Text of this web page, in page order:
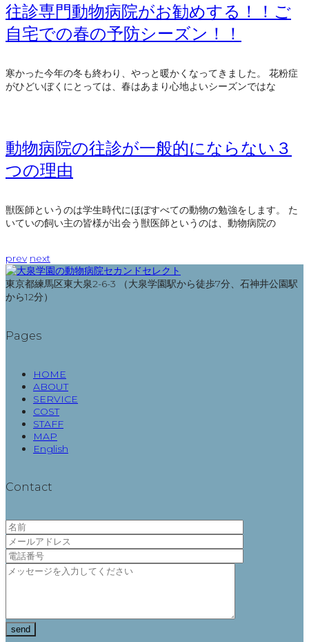
往診専門動物病院がお勧めする！！ご
自宅での春の予防シーズン！！
寒かった今年の冬も終わり、やっと暖かくなってきました。 花粉症
がひどいぼくにとっては、春はあまり心地よいシーズンではな
動物病院の往診が一般的にならない３
つの理由
獣医師というのは学生時代にほぼすべての動物の勉強をします。 た
いていの飼い主の皆様が出会う獣医師というのは、動物病院の
prev next
東京都練馬区東大泉2-6-3 （大泉学園駅から徒歩7分、石神井公園駅
から12分）
Pages
HOME
ABOUT
SERVICE
COST
STAFF
MAP
English
Contact